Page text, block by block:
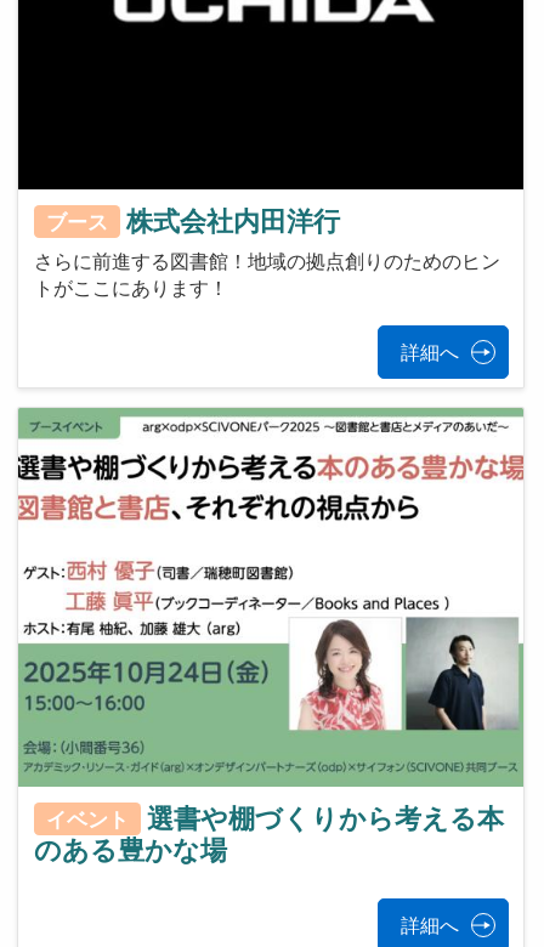
ブース 株式会社内田洋行
さらに前進する図書館！地域の拠点創りのためのヒン
トがここにあります！
詳細へ
イベント
選書や棚づくりから考える本
のある豊かな場
詳細へ